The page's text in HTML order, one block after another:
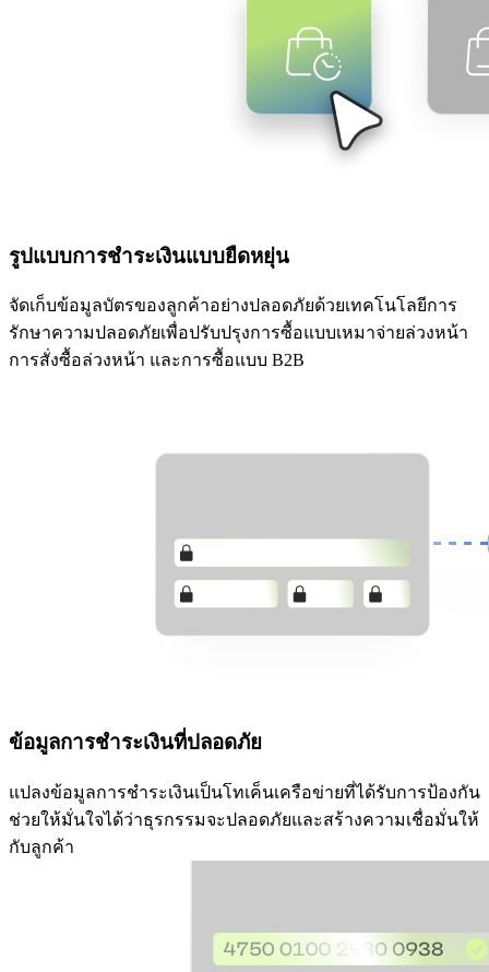
รูปแบบการชำระเงินแบบยืดหยุ่น
จัดเก็บข้อมูลบัตรของลูกค้าอย่างปลอดภัยด้วยเทคโนโลยีการ
รักษาความปลอดภัยเพื่อปรับปรุงการซื้อแบบเหมาจ่ายล่วงหน้า
การสั่งซื้อล่วงหน้า และการซื้อแบบ B2B
ข้อมูลการชำระเงินที่ปลอดภัย
แปลงข้อมูลการชำระเงินเป็นโทเค็นเครือข่ายที่ได้รับการป้องกัน
ช่วยให้มั่นใจได้ว่าธุรกรรมจะปลอดภัยและสร้างความเชื่อมั่นให้
กับลูกค้า